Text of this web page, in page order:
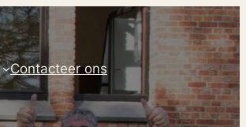
Contacteer ons